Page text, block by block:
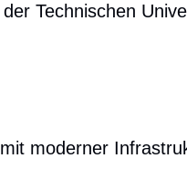
Technischen
moderner